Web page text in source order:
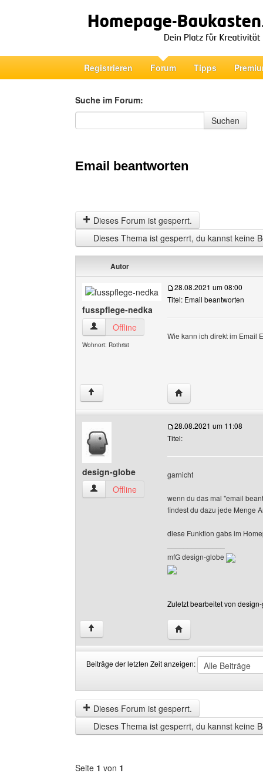
Registrieren Forum Tipps
Suche im Forum:
Suche im Forum
Suchen
Email beantworten
Dieses Forum ist gesperrt.
Dieses Thema ist gesperrt, du kannst keine
Autor
fusspflege-nedka
fusspflege-nedka Benutzer-Profile anzeigen
Offline
Wohnort: Rothrist
28.08.2021 um 08:00
Titel: Email beantworten
Wie kann ich direkt im Email
↑ Website dieses
design-globe
design-globe Benutzer-Profile anzeigen
Offline
28.08.2021 um 11:08
Titel:
garnicht
wenn du das mal "email
findest du dazu jede Menge
diese Funktion gabs im
mfG design-globe
Zuletzt bearbeitet von
↑ Website dieses
Beiträge der letzten Zeit anzeigen:
der
letzten
Zeit
anzeigen
by
Dieses Forum ist gesperrt.
Dieses Thema ist gesperrt, du kannst keine
Seite 1 von 1